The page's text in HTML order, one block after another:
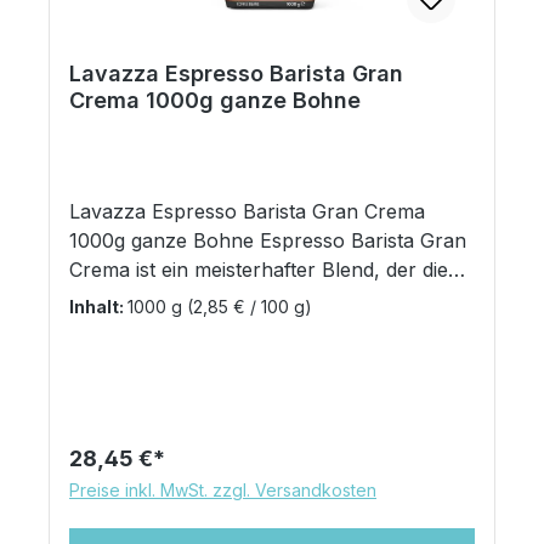
Lavazza Espresso Barista Gran
Crema 1000g ganze Bohne
Lavazza Espresso Barista Gran Crema
1000g ganze Bohne Espresso Barista Gran
Crema ist ein meisterhafter Blend, der die
italienische Tradition und Expertise von
italienisches Caffè-Erlebnis und einen
Espresso, der mit charakteristischen
Aromen und einer besonders cremigen
Textur überzeugt. Intensität: 7 Medium
Inhalt: 1000 g (2,85 € / 100 g)
Regulärer Preis:
28,45 €
Preise inkl. MwSt. zzgl. Versandkosten